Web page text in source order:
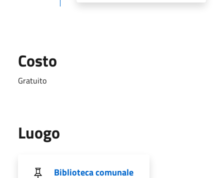
Costo
Gratuito
Luogo
Biblioteca comunale